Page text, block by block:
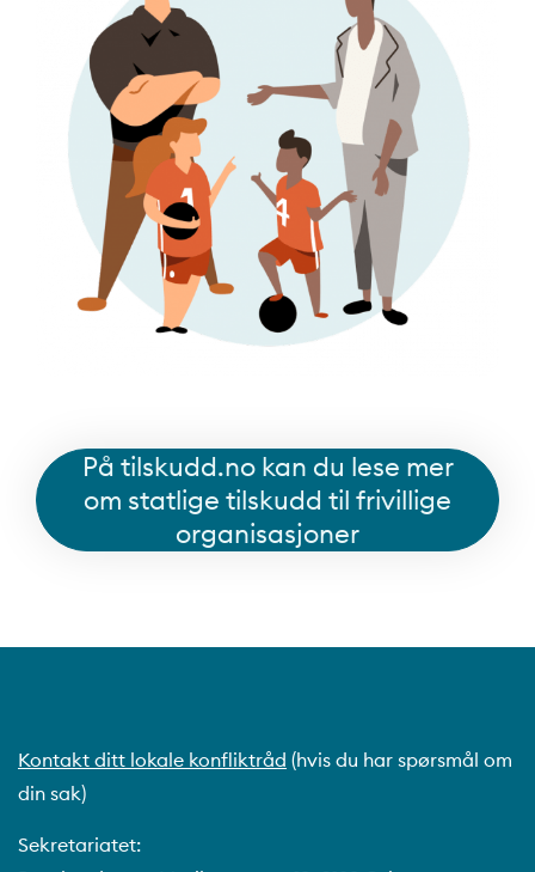
På tilskudd.no kan du lese mer
om statlige tilskudd til frivillige
organisasjoner
Kontakt ditt lokale konfliktråd (hvis du har spørsmål om
din sak)
Sekretariatet: